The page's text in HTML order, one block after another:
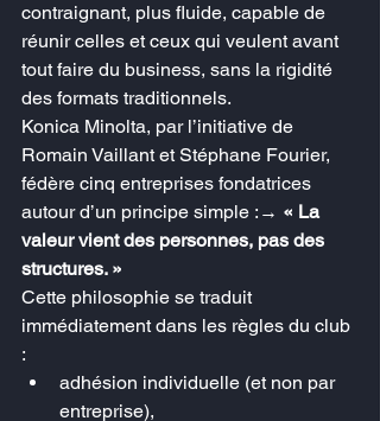
contraignant, plus fluide, capable de
réunir celles et ceux qui veulent avant
tout faire du business, sans la rigidité
des formats traditionnels.
Konica Minolta, par l’initiative de
Romain Vaillant et Stéphane Fourier,
fédère cinq entreprises fondatrices
autour d’un principe simple :→ « La
valeur vient des personnes, pas des
structures. »
Cette philosophie se traduit
immédiatement dans les règles du club
:
adhésion individuelle (et non par
entreprise),